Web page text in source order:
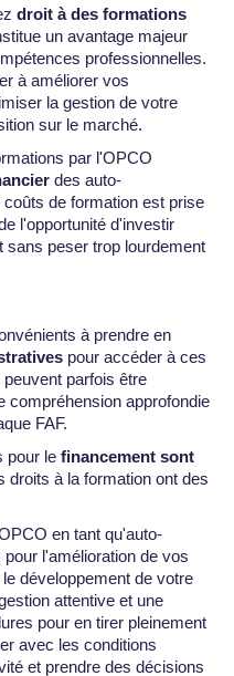
droit à des formations
un avantage majeur
professionnelles.
à améliorer vos
la gestion de votre
sur le marché.
par l'OPCO
des auto-
de formation est prise
l'opportunité d'investir
sans peser trop lourdement
à prendre en
pour accéder à ces
parfois être
compréhension approfondie
FAF.
pour le financement sont
droits à la formation ont des
en tant qu'auto-
l'amélioration de vos
développement de votre
attentive et une
pour en tirer pleinement
avec les conditions
et prendre des décisions